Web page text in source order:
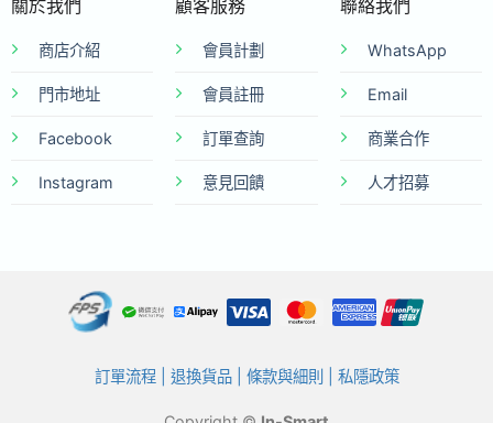
關於我們
商店介紹
門市地址
Facebook
Instagram
顧客服務
會員計劃
會員註冊
訂單查詢
意見回饋
聯絡我們
WhatsApp
Email
商業合作
人才招募
訂單流程| 退換貨品| 條款與細則 私隱政策